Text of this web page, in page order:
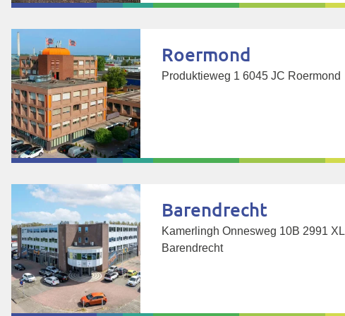
Roermond
Produktieweg 1 6045 JC Roermond
Barendrecht
Kamerlingh Onnesweg 10B 2991 XL
Barendrecht